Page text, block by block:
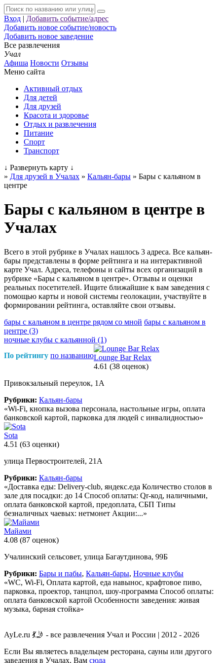
Вход | Добавить событие/адрес
Добавить новое событие/новость
Добавить новое заведение
Все развлечения
Учал
Афиша Новости Отзывы
Меню сайта
Активный отдых
Для детей
Для друзей
Красота и здоровье
Отдых и развлечения
Питание
Спорт
Транспорт
↓ Развернуть карту ↓
» Для друзей в Учалах » Кальян-бары » Бары с кальяном в
центре
Бары с кальяном в центре в
Учалах
Всего в этой рубрике в Учалах нашлось 3 адреса. Все кальян-
бары представлены в форме рейтинга и на интерактивной
карте Учал. Адреса, телефоны и сайты всех организаций в
рубрике «Бары с кальяном в центре». Отзывы и оценки
реальных посетителей. Ищите ближайшие к вам заведения с
помощью карты и новой системы геолокации, участвуйте в
формировании рейтинга, оставляйте свои отзывы.
бары с кальяном в центре рядом со мной бары с кальяном в
центре (3)
ночные клубы с кальянной (1)
По рейтингу по названиюLounge Bar Relax
4.61 (38 оценок)
Привокзальный переулок, 1А
Рубрики: Кальян-бары
«Wi-Fi, кнопка вызова персонала, настольные игры, оплата
банковской картой, парковка для людей с инвалидностью»
Sota
4.51 (63 оценки)
улица Первостроителей, 21А
Рубрики: Кальян-бары
«Доставка еды: Delivery-club, яндекс.еда Количество столов в
зале для посадки: до 14 Способ оплаты: Qr-код, наличными,
оплата банковской картой, предоплата, СБП Типы
безналичных чаевых: нетмонет Акции:...»
Майами
4.08 (87 оценок)
Учалинский сельсовет, улица Багаутдинова, 99Б
Рубрики: Бары и пабы, Кальян-бары, Ночные клубы
«WC, Wi-Fi, Оплата картой, еда навынос, крафтовое пиво,
парковка, проектор, танцпол, шоу-программа Способ оплаты:
оплата банковской картой Особенности заведения: живая
музыка, барная стойка»
AyLe.ru 💃🤳 - все развлечения Учал и России | 2012 - 2026
Если Вы являетесь владельцем ресторана, сауны или другого
заведения в Учалах, Вам сюда